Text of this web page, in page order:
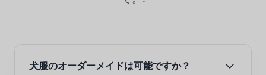
犬服のオーダーメイドは可能ですか？